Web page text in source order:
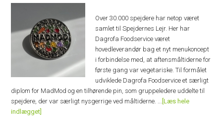
Over 30.000 spejdere har netop været
samlet til Spejdernes Lejr. Her har
Dagrofa Foodservice været
hovedleverandør bag et nyt menukoncept
i forbindelse med, at aftensmåltiderne for
første gang var vegetariske. Til formålet
udviklede Dagrofa Foodservice et særligt
diplom for MadMod og en tilhørende pin, som gruppeledere uddelte til
spejdere, der var særligt nysgerrige ved måltiderne. ... [Læs hele
indlægget